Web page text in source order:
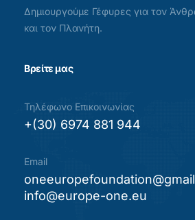
Δημιουργούμε Γέφυρες για τον
και τον Πλανήτη.
Βρείτε μας
Τηλέφωνο Επικοινωνίας
+(30) 6974 881 944
Email
info@europe-one.eu